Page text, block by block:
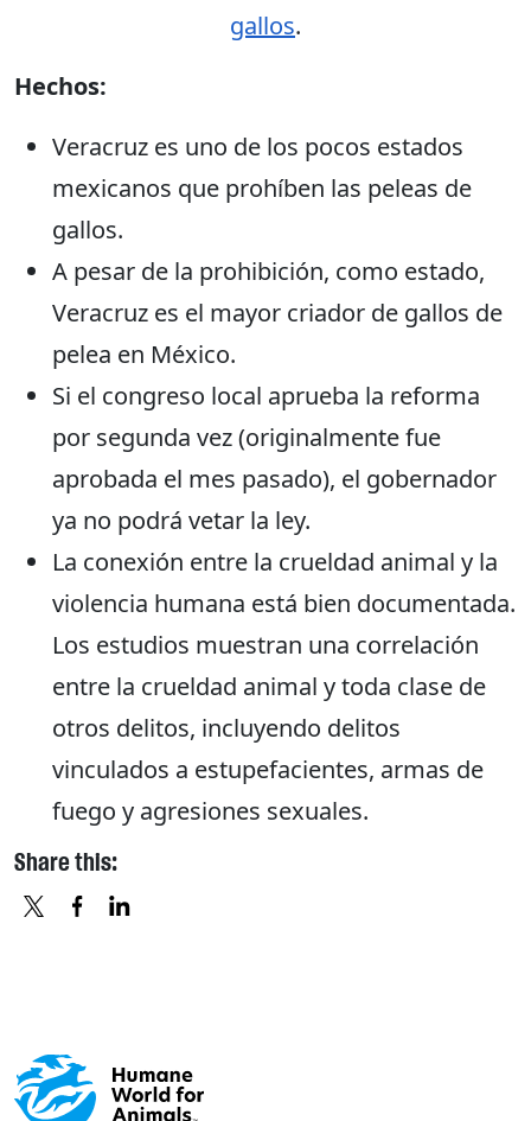
gallos.
Hechos:
Veracruz es uno de los pocos estados
mexicanos que prohíben las peleas de
gallos.
A pesar de la prohibición, como estado,
Veracruz es el mayor criador de gallos de
pelea en México.
Si el congreso local aprueba la reforma
por segunda vez (originalmente fue
aprobada el mes pasado), el gobernador
ya no podrá vetar la ley.
La conexión entre la crueldad animal y la
violencia humana está bien documentada.
Los estudios muestran una correlación
entre la crueldad animal y toda clase de
otros delitos, incluyendo delitos
vinculados a estupefacientes, armas de
fuego y agresiones sexuales.
Share this: